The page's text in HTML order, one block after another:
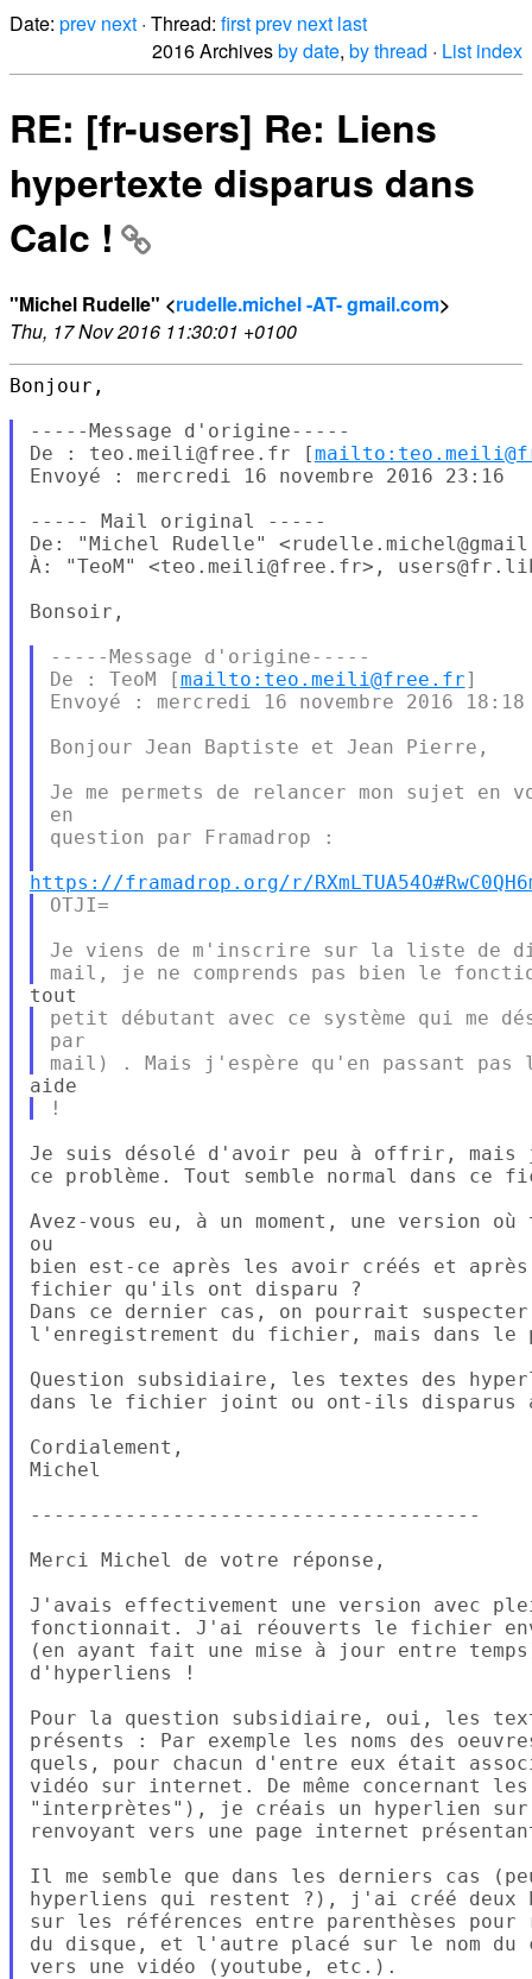
Date: prev next · Thread: firstprev next last
2016 Archivesby date, by thread · List index
RE: [fr-users] Re: Liens
hypertexte disparus dans
Calc !
"Michel Rudelle" <rudelle.michel -AT- gmail.com>
Thu, 17 Nov 2016 11:30:01 +0100
Bonjour,
-----Message d'origine-----
De : teo.meili@free.fr [
Envoyé : mercredi 16 novembre 2016 23:16
----- Mail original -----
De: "Michel Rudelle"
À: "TeoM" <teo.meili@free.fr>,
Bonsoir,
-----Message d'origine-----
De : TeoM [mailto:teo.meili@free.fr]
Envoyé : mercredi 16 novembre 2016 18:18
Bonjour Jean Baptiste et Jean Pierre,
Je me permets de relancer mon sujet en
en
question par Framadrop :
https://framadrop.org/r/
OTJI=
Je viens de m'inscrire sur la liste de
petit débutant avec ce système qui me
par
Je suis désolé d'avoir peu à offrir, mais
ce problème. Tout semble normal dans ce
Avez-vous eu, à un moment, une version
ou
bien est-ce après les avoir créés et
fichier qu'ils ont disparu ?
Dans ce dernier cas, on pourrait
l'enregistrement du fichier, mais dans le
Question subsidiaire, les textes des
dans le fichier joint ou ont-ils disparus
Cordialement,
Michel
--------------------------------------
Merci Michel de votre réponse,
J'avais effectivement une version avec
fonctionnait. J'ai réouverts le fichier
(en ayant fait une mise à jour entre
d'hyperliens !
Pour la question subsidiaire, oui, les
présents : Par exemple les noms des
quels, pour chacun d'entre eux était
vidéo sur internet. De même concernant
"interprètes"), je créais un hyperlien sur
renvoyant vers une page internet
Il me semble que dans les derniers cas
hyperliens qui restent ?), j'ai créé deux
sur les références entre parenthèses pour
du disque, et l'autre placé sur le nom du
vers une vidéo (youtube, etc.).